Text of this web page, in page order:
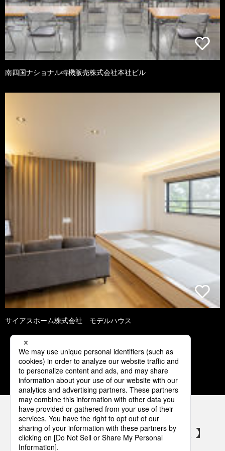
南四国ナショナル特機販売株式会社本社ビル
サイアスホーム株式会社 モデルハウス
1 2 3 4 5
パナソニックの電気設備 SNSアカウント